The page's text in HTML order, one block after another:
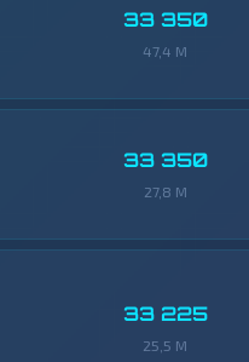
33 350
47,4 M
33 350
27,8 M
33 225
25,5 M